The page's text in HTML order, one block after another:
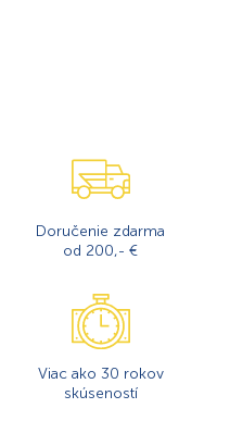
Doručenie zdarma
od 200,- €
Viac ako 30 rokov
skúseností